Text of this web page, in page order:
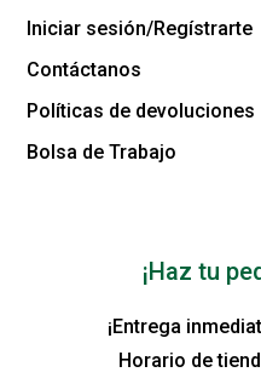
Iniciar sesión/Regístrarte
Contáctanos
Políticas de devoluciones
Bolsa de Trabajo
¡Haz tu
¡Entrega
Horario de